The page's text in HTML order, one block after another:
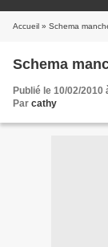
Accueil » Schema
Schema
Publié le 10/02/2010
Par cathy